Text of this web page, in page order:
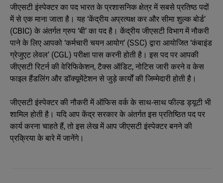
जीएसटी इंस्पेक्टर का पद भारत के प्रशासनिक क्षेत्र में सबसे प्रतिष्ठ पदों
में से एक माना जाता है। यह ‘केंद्रीय अप्रत्यक्ष कर और सीमा शुल्क बोर्ड’
(CBIC) के अंतर्गत ग्रुप ‘बी’ का पद है। केंद्रीय जीएसटी विभाग में नौकरी
पाने के लिए आपको ‘कर्मचारी चयन आयोग’ (SSC) द्वारा आयोजित ‘कंबाइंड
ग्रेजुएट लेवल’ (CGL) परीक्षा पास करनी होती है। इस पद पर आपकी
जीएसटी रिटर्न की वेरिफिकेशन, टैक्स ऑडिट, नोटिस जारी करने व केस
फाइल हैंडलिंग और डॉक्यूमेंटेशन से जुड़े कार्यों की जिम्मेदारी होती है।
जीएसटी इंस्पेक्टर की नौकरी में ऑफिस वर्क के साथ-साथ फील्ड ड्यूटी भी
शामिल होती है। यदि आप केंद्र सरकार के अंतर्गत इस प्रतिष्ठित पद पर
कार्य करना चाहते हैं, तो इस लेख में आप जीएसटी इंस्पेक्टर बनने की
प्रक्रिया के बारे में जानेंगे।